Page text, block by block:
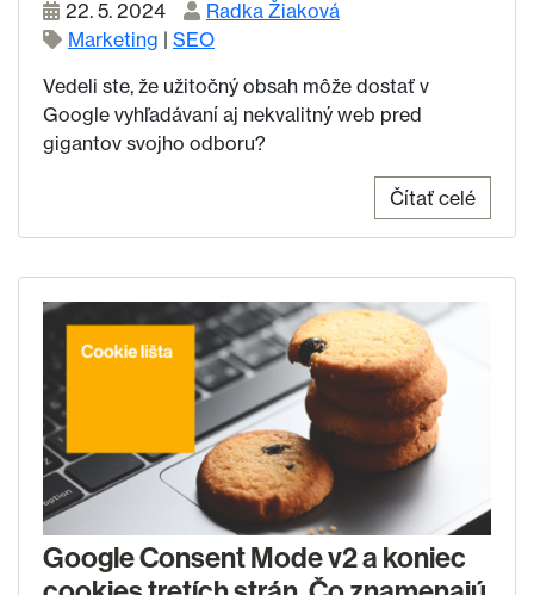
22. 5. 2024
Radka Žiaková
Marketing | SEO
Vedeli ste, že užitočný obsah môže dostať v
Google vyhľadávaní aj nekvalitný web pred
gigantov svojho odboru?
Čítať celé
Google Consent Mode v2 a koniec